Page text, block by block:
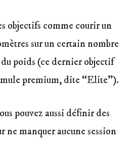
objectifs comme courir un
sur un certain nombre
poids (ce dernier objectif
premium, dite “Elite”).
pouvez aussi définir des
ne manquer aucune session